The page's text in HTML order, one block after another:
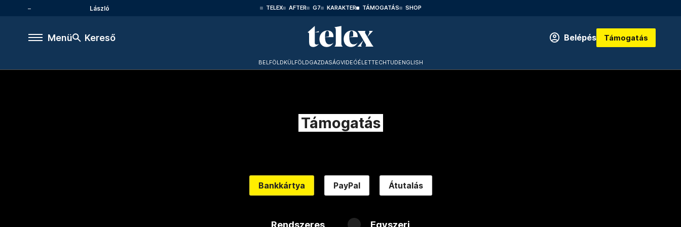
László TELEX AFTER G7 KARAKTER TÁMOGATÁS SHOP
Menü Kereső Belépés Támogatás
BELFÖLDKÜLFÖLDGAZDASÁGVIDEÓÉLETTECHTUDENGLISH
Támogatás
Bankkártya PayPal Átutalás
Rendszeres Egyszeri